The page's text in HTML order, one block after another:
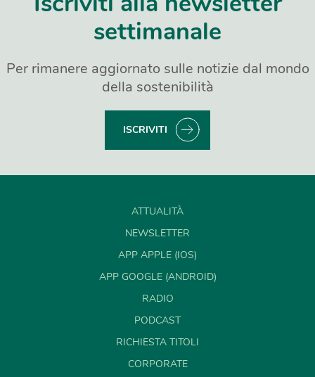
settimanale
Per rimanere aggiornato sulle notizie dal mondo
della sostenibilità
ISCRIVITI
ATTUALITÀ
NEWSLETTER
APP APPLE (IOS)
APP GOOGLE (ANDROID)
RADIO
PODCAST
RICHIESTA TITOLI
CORPORATE